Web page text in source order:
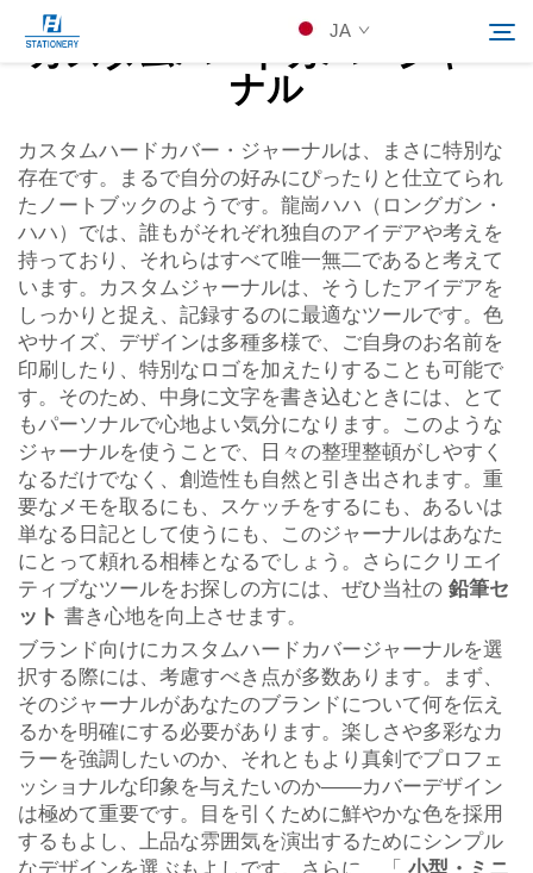
JA
製品
会社概要
カスタムソリューション
リソース
Kontakuto Us
Search
カスタムハードカバージャー
ナル
カスタムハードカバー・ジャーナルは、まさに特別な
存在です。まるで自分の好みにぴったりと仕立てられ
たノートブックのようです。龍崗ハハ（ロングガン・
ハハ）では、誰もがそれぞれ独自のアイデアや考えを
持っており、それらはすべて唯一無二であると考えて
います。カスタムジャーナルは、そうしたアイデアを
しっかりと捉え、記録するのに最適なツールです。色
やサイズ、デザインは多種多様で、ご自身のお名前を
印刷したり、特別なロゴを加えたりすることも可能で
す。そのため、中身に文字を書き込むときには、とて
もパーソナルで心地よい気分になります。このような
ジャーナルを使うことで、日々の整理整頓がしやすく
なるだけでなく、創造性も自然と引き出されます。重
要なメモを取るにも、スケッチをするにも、あるいは
単なる日記として使うにも、このジャーナルはあなた
にとって頼れる相棒となるでしょう。さらにクリエイ
ティブなツールをお探しの方には、ぜひ当社の 鉛筆セ
ット 書き心地を向上させます。
ブランド向けにカスタムハードカバージャーナルを選
択する際には、考慮すべき点が多数あります。まず、
そのジャーナルがあなたのブランドについて何を伝え
るかを明確にする必要があります。楽しさや多彩なカ
ラーを強調したいのか、それともより真剣でプロフェ
ッショナルな印象を与えたいのか——カバーデザイン
は極めて重要です。目を引くために鮮やかな色を採用
するもよし、上品な雰囲気を演出するためにシンプル